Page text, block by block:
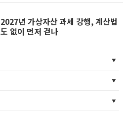
2027년 가상자산 과세 강행, 계산법
도 없이 먼저 걷나